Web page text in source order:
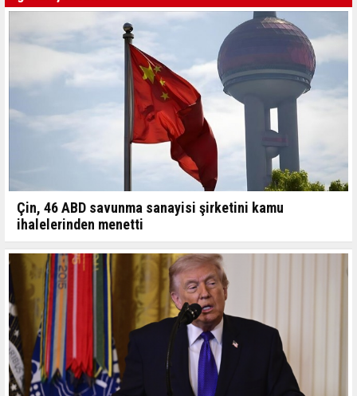
Çin, 46 ABD savunma sanayisi şirketini kamu
ihalelerinden menetti